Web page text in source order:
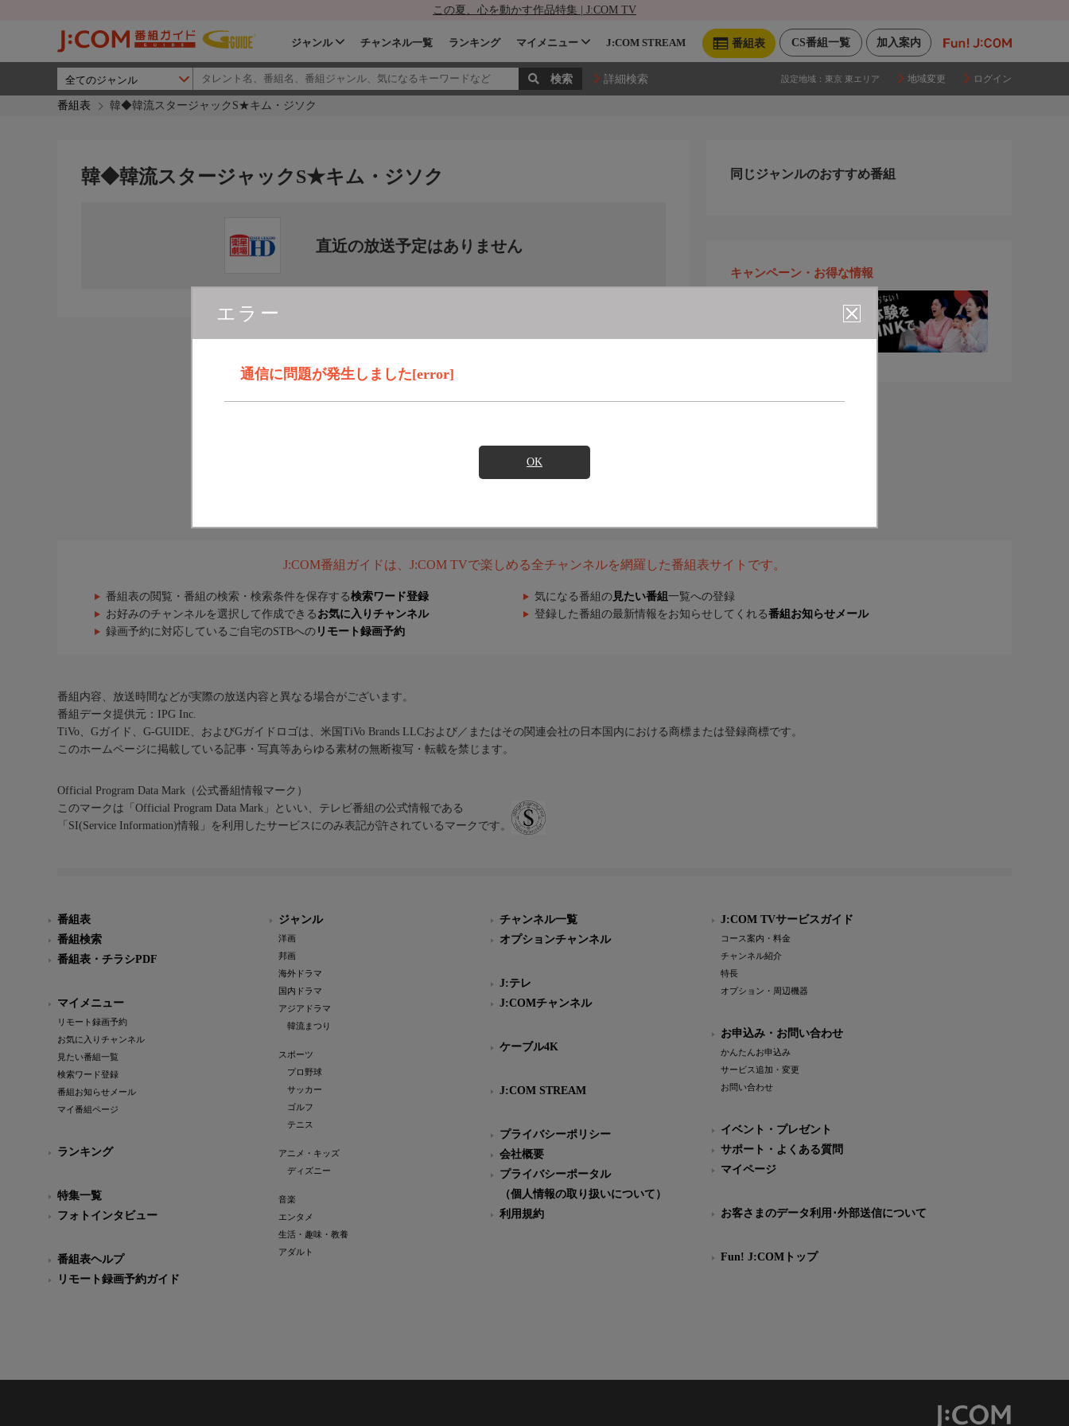
この夏、心を動かす作品特集 | J:COM TV
加入案内
CS番組一覧
番組表
ジャンル チャンネル一覧 ランキング マイメニュー J:COM STREAM
詳細検索 設定地域： 東京 東エリア 地域変更 ログイン
番組表 韓◆韓流スタージャックS★キム・ジソク
エラー
通信に問題が発生しました[error]
OK
韓◆韓流スタージャックS★キム・ジソク
直近の放送予定はありません
同じジャンルのおすすめ番組
キャンペーン・お得な情報
J:COM番組ガイドは、J:COM TVで楽しめる全チャンネルを網羅した番組表サイトです。
番組表の閲覧・番組の検索・検索条件を保存する検索ワード登録 気になる番組の 見たい番組 一覧への登録
お好みのチャンネルを選択して作成できる お気に入りチャンネル 登録した番組の最新情報をお知らせしてくれる番組お知らせメール
録画予約に対応しているご自宅のSTBへの リモート録画予約
番組内容、放送時間などが実際の放送内容と異なる場合がございます。
番組データ提供元：IPG Inc.
TiVo、Gガイド、G-GUIDE、およびGガイドロゴは、米国TiVo Brands LLCおよび／またはその関連会社の日本国内における商標または登録商標です。
このホームページに掲載している記事・写真等あらゆる素材の無断複写・転載を禁じます。
Official Program Data Mark（公式番組情報マーク）
このマークは「Official Program Data Mark」といい、テレビ番組の公式情報である
「SI(Service Information)情報」を利用したサービスにのみ表記が許されているマークです。
番組表
番組検索
番組表・チラシPDF
マイメニュー
リモート録画予約
お気に入りチャンネル
見たい番組一覧
検索ワード登録
番組お知らせメール
マイ番組ページ
ランキング
特集一覧
フォトインタビュー
番組表ヘルプ
リモート録画予約ガイド
ジャンル
洋画
邦画
海外ドラマ
国内ドラマ
アジアドラマ
韓流まつり
スポーツ
プロ野球
サッカー
ゴルフ
テニス
アニメ・キッズ
ディズニー
音楽
エンタメ
生活・趣味・教養
アダルト
チャンネル一覧
オプションチャンネル
J:テレ
J:COMチャンネル
ケーブル4K
J:COM STREAM
プライバシーポリシー
会社概要
プライバシーポータル
（個人情報の取り扱いについて）
利用規約
J:COM TVサービスガイド
コース案内・料金
チャンネル紹介
特長
オプション・周辺機器
お申込み・お問い合わせ
かんたんお申込み
サービス追加・変更
お問い合わせ
イベント・プレゼント
サポート・よくある質問
マイページ
お客さまのデータ利用･外部送信について
Fun! J:COMトップ